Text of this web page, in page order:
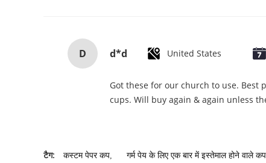
D d*d United States
Got these for our church to use. Best
cups. Will buy again & again unless
टैग: कस्टम पेपर कप, गर्म पेय के लिए एक बार में इस्तेमाल होने वाले कप